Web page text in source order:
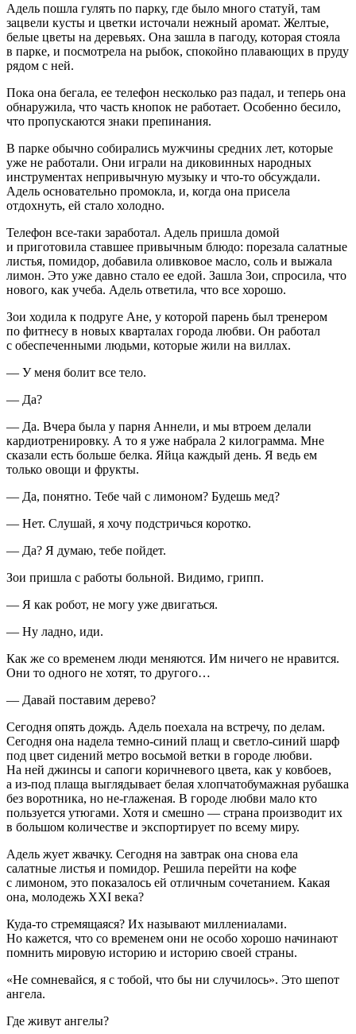
Адель пошла гулять по парку, где было много статуй, там
зацвели кусты и цветки источали нежный аромат. Желтые,
белые цветы на деревьях. Она зашла в пагоду, которая стояла
в парке, и посмотрела на рыбок, спокойно плавающих в пруду
рядом с ней.
Пока она бегала, ее телефон несколько раз падал, и теперь она
обнаружила, что часть кнопок не работает. Особенно бесило,
что пропускаются знаки препинания.
В парке обычно собирались мужчины средних лет, которые
уже не работали. Они играли на диковинных народных
инструментах непривычную музыку и что-то обсуждали.
Адель основательно промокла, и, когда она присела
отдохнуть, ей стало холодно.
Телефон все-таки заработал. Адель пришла домой
и приготовила ставшее привычным блюдо: порезала салатные
листья, помидор, добавила оливковое масло, соль и выжала
лимон. Это уже давно стало ее едой. Зашла Зои, спросила, что
нового, как учеба. Адель ответила, что все хорошо.
Зои ходила к подруге Ане, у которой парень был тренером
по фитнесу в новых кварталах города любви. Он работал
с обеспеченными людьми, которые жили на виллах.
— У меня болит все тело.
— Да?
— Да. Вчера была у парня Аннели, и мы втроем делали
кардиотренировку. А то я уже набрала 2 килограмма. Мне
сказали есть больше белка. Яйца каждый день. Я ведь ем
только овощи и фрукты.
— Да, понятно. Тебе чай с лимоном? Будешь мед?
— Нет. Слушай, я хочу подстричься коротко.
— Да? Я думаю, тебе пойдет.
Зои пришла с работы больной. Видимо, грипп.
— Я как робот, не могу уже двигаться.
— Ну ладно, иди.
Как же со временем люди меняются. Им ничего не нравится.
Они то одного не хотят, то другого…
— Давай поставим дерево?
Сегодня опять дождь. Адель поехала на встречу, по делам.
Сегодня она надела темно-синий плащ и светло-синий шарф
под цвет сидений метро восьмой ветки в городе любви.
На ней джинсы и сапоги коричневого цвета, как у ковбоев,
а из-под плаща выглядывает белая хлопчатобумажная рубашка
без воротника, но не-глаженая. В городе любви мало кто
пользуется утюгами. Хотя и смешно — страна производит их
в большом количестве и экспортирует по всему миру.
Адель жует жвачку. Сегодня на завтрак она снова ела
салатные листья и помидор. Решила перейти на кофе
с лимоном, это показалось ей отличным сочетанием. Какая
она, молодежь XXI века?
Куда-то стремящаяся? Их называют миллениалами.
Но кажется, что со временем они не особо хорошо начинают
помнить мировую историю и историю своей страны.
«Не сомневайся, я с тобой, что бы ни случилось». Это шепот
ангела.
Где живут ангелы?